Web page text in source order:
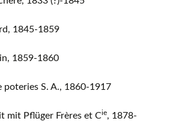
1845-1859
1859-1860
poteries S. A., 1860-1917
mit Pflüger Frères et Cie, 1878-